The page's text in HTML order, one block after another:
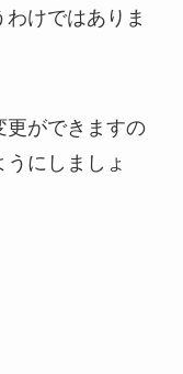
けではありま
更ができますの
にしましょ